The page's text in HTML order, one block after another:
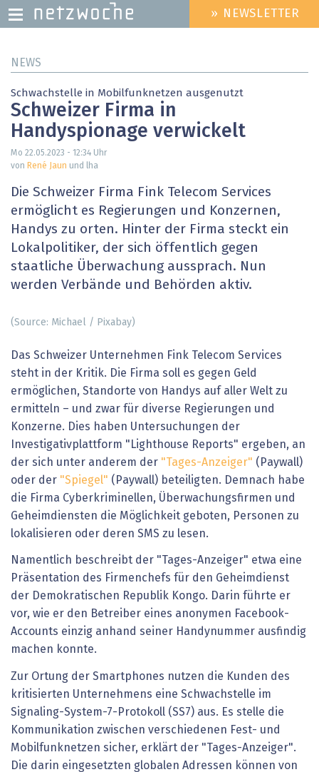
zum
HEADER
MENU
» NEWSLETTER
NEWS
Schwachstelle in Mobilfunknetzen ausgenutzt
Schweizer Firma in
Handyspionage verwickelt
Mo 22.05.2023 - 12:34 Uhr
von René Jaun und lha
Die Schweizer Firma Fink Telecom Services
ermöglicht es Regierungen und Konzernen,
Handys zu orten. Hinter der Firma steckt ein
Lokalpolitiker, der sich öffentlich gegen
staatliche Überwachung aussprach. Nun
werden Verbände und Behörden aktiv.
(Source: Michael / Pixabay)
Das Schweizer Unternehmen Fink Telecom Services
steht in der Kritik. Die Firma soll es gegen Geld
ermöglichen, Standorte von Handys auf aller Welt zu
ermitteln – und zwar für diverse Regierungen und
Konzerne. Dies haben Untersuchungen der
Investigativplattform "Lighthouse Reports" ergeben, an
der sich unter anderem der "Tages-Anzeiger" (Paywall)
oder der "Spiegel" (Paywall) beteiligten. Demnach habe
die Firma Cyberkriminellen, Überwachungsfirmen und
Geheimdiensten die Möglichkeit geboten, Personen zu
lokalisieren oder deren SMS zu lesen.
Namentlich beschreibt der "Tages-Anzeiger" etwa eine
Präsentation des Firmenchefs für den Geheimdienst
der Demokratischen Republik Kongo. Darin führte er
vor, wie er den Betreiber eines anonymen Facebook-
Accounts einzig anhand seiner Handynummer ausfindig
machen konnte.
Zur Ortung der Smartphones nutzen die Kunden des
kritisierten Unternehmens eine Schwachstelle im
Signaling-System-7-Protokoll (SS7) aus. Es stelle die
Kommunikation zwischen verschiedenen Fest- und
Mobilfunknetzen sicher, erklärt der "Tages-Anzeiger".
Die darin eingesetzten globalen Adressen können von